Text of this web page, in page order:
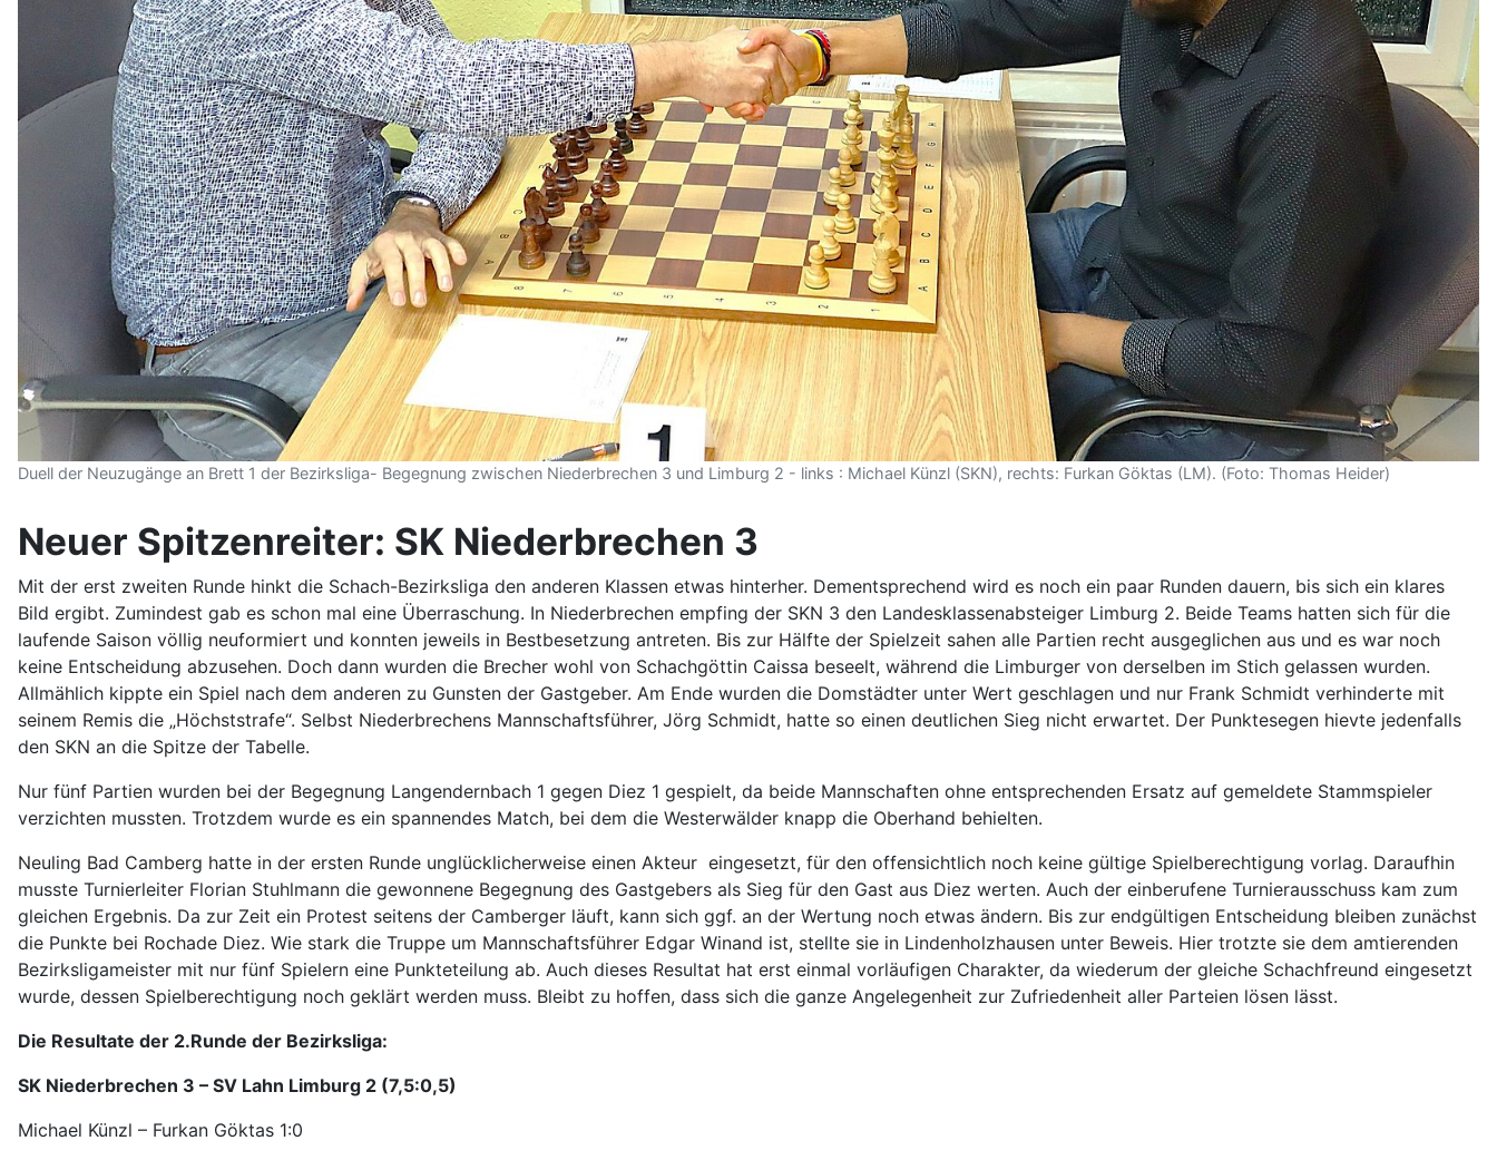
Duell der Neuzugänge an Brett 1 der Bezirksliga- Begegnung zwischen Niederbrechen 3 und Limburg 2 - links : Michael Künzl (SKN), rechts: Furkan Göktas (LM). (Foto: Thomas Heider)
Neuer Spitzenreiter: SK Niederbrechen 3
Mit der erst zweiten Runde hinkt die Schach-Bezirksliga den anderen Klassen etwas hinterher. Dementsprechend wird es noch ein paar Runden dauern, bis sich ein klares
Bild ergibt. Zumindest gab es schon mal eine Überraschung. In Niederbrechen empfing der SKN 3 den Landesklassenabsteiger Limburg 2. Beide Teams hatten sich für die
laufende Saison völlig neuformiert und konnten jeweils in Bestbesetzung antreten. Bis zur Hälfte der Spielzeit sahen alle Partien recht ausgeglichen aus und es war noch
keine Entscheidung abzusehen. Doch dann wurden die Brecher wohl von Schachgöttin Caissa beseelt, während die Limburger von derselben im Stich gelassen wurden.
Allmählich kippte ein Spiel nach dem anderen zu Gunsten der Gastgeber. Am Ende wurden die Domstädter unter Wert geschlagen und nur Frank Schmidt verhinderte mit
seinem Remis die „Höchststrafe“. Selbst Niederbrechens Mannschaftsführer, Jörg Schmidt, hatte so einen deutlichen Sieg nicht erwartet. Der Punktesegen hievte jedenfalls
den SKN an die Spitze der Tabelle.
Nur fünf Partien wurden bei der Begegnung Langendernbach 1 gegen Diez 1 gespielt, da beide Mannschaften ohne entsprechenden Ersatz auf gemeldete Stammspieler
verzichten mussten. Trotzdem wurde es ein spannendes Match, bei dem die Westerwälder knapp die Oberhand behielten.
Neuling Bad Camberg hatte in der ersten Runde unglücklicherweise einen Akteur eingesetzt, für den offensichtlich noch keine gültige Spielberechtigung vorlag. Daraufhin
musste Turnierleiter Florian Stuhlmann die gewonnene Begegnung des Gastgebers als Sieg für den Gast aus Diez werten. Auch der einberufene Turnierausschuss kam zum
gleichen Ergebnis. Da zur Zeit ein Protest seitens der Camberger läuft, kann sich ggf. an der Wertung noch etwas ändern. Bis zur endgültigen Entscheidung bleiben zunächst
die Punkte bei Rochade Diez. Wie stark die Truppe um Mannschaftsführer Edgar Winand ist, stellte sie in Lindenholzhausen unter Beweis. Hier trotzte sie dem amtierenden
Bezirksligameister mit nur fünf Spielern eine Punkteteilung ab. Auch dieses Resultat hat erst einmal vorläufigen Charakter, da wiederum der gleiche Schachfreund eingesetzt
wurde, dessen Spielberechtigung noch geklärt werden muss. Bleibt zu hoffen, dass sich die ganze Angelegenheit zur Zufriedenheit aller Parteien lösen lässt.
Die Resultate der 2.Runde der Bezirksliga:
SK Niederbrechen 3 – SV Lahn Limburg 2 (7,5:0,5)
Michael Künzl – Furkan Göktas 1:0